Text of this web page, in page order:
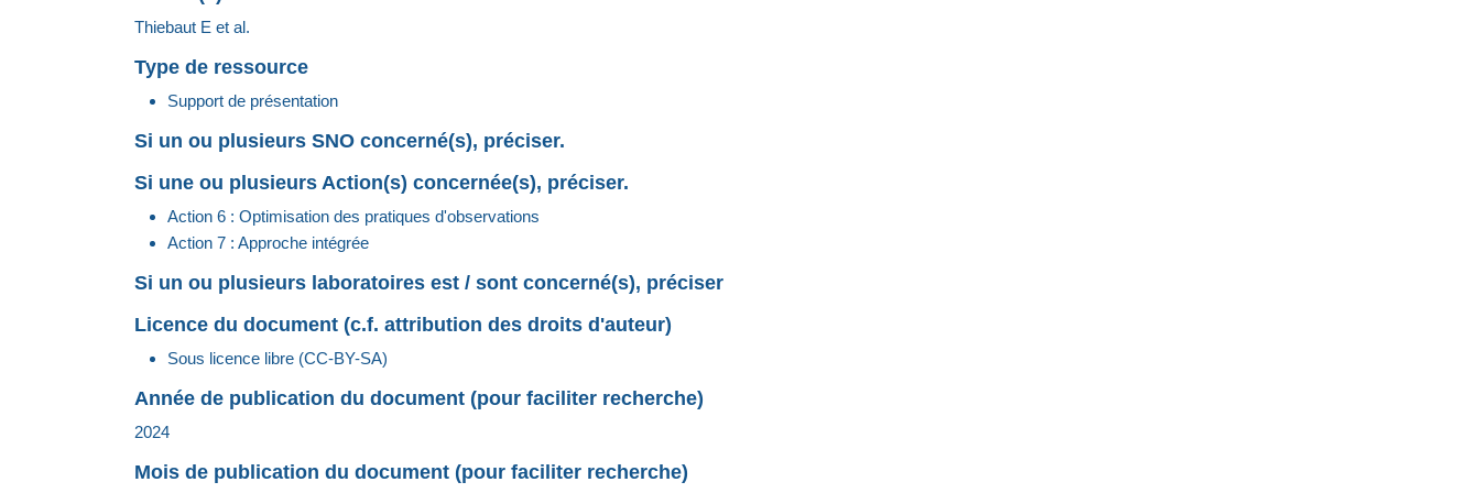
Thiebaut E et al.
Type de ressource
Support de présentation
Si un ou plusieurs SNO concerné(s), préciser.
Si une ou plusieurs Action(s) concernée(s), préciser.
Action 6 : Optimisation des pratiques d'observations
Action 7 : Approche intégrée
Si un ou plusieurs laboratoires est / sont concerné(s), préciser
Licence du document (c.f. attribution des droits d'auteur)
Sous licence libre (CC-BY-SA)
Année de publication du document (pour faciliter recherche)
2024
Mois de publication du document (pour faciliter recherche)